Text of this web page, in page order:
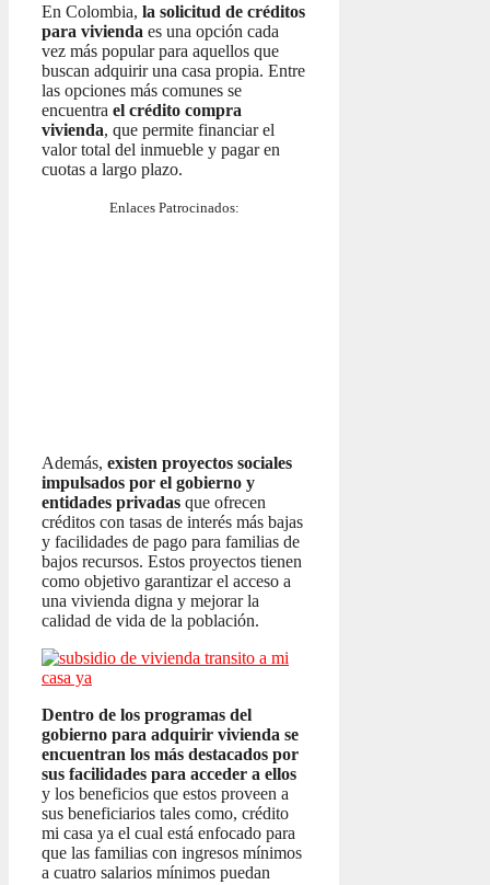
En Colombia, la solicitud de créditos
para vivienda es una opción cada
vez más popular para aquellos que
buscan adquirir una casa propia. Entre
las opciones más comunes se
encuentra el crédito compra
vivienda, que permite financiar el
valor total del inmueble y pagar en
cuotas a largo plazo.
Enlaces Patrocinados:
Además, existen proyectos sociales
impulsados por el gobierno y
entidades privadas que ofrecen
créditos con tasas de interés más bajas
y facilidades de pago para familias de
bajos recursos. Estos proyectos tienen
como objetivo garantizar el acceso a
una vivienda digna y mejorar la
calidad de vida de la población.
Dentro de los programas del
gobierno para adquirir vivienda se
encuentran los más destacados por
sus facilidades para acceder a ellos
y los beneficios que estos proveen a
sus beneficiarios tales como, crédito
mi casa ya el cual está enfocado para
que las familias con ingresos mínimos
a cuatro salarios mínimos puedan